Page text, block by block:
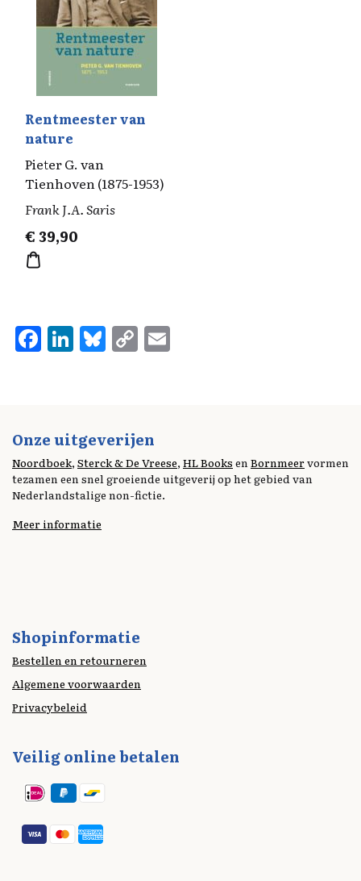
Rentmeester van
nature
Pieter G. van
Tienhoven (1875-1953)
Frank J.A. Saris
€39,90
F
a
o
o
k
Li
n
d
I
n
Bl
u
y
C
o
Li
n
k
Onze uitgeverijen
Noordboek, Sterck & De Vreese, HL Books en Bornmeervormen
tezamen een snel groeiende uitgeverij op het gebied van
Nederlandstalige non-fictie.
Meer informatie
Shopinformatie
Bestellen en retourneren
Algemene voorwaarden
Privacybeleid
Veilig online betalen